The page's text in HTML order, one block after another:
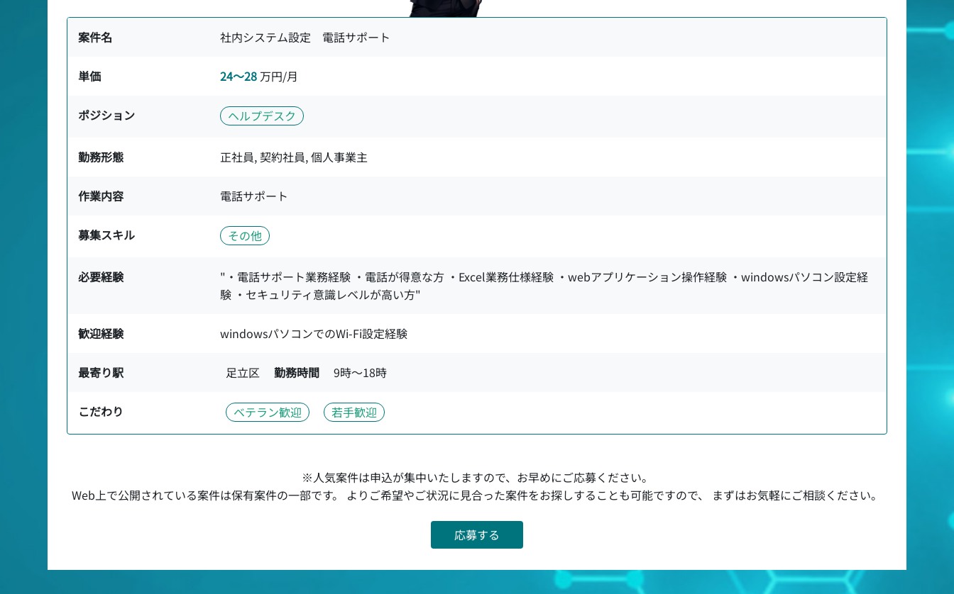
案件名 社内システム設定 電話サポート
単価 24〜28 万円/月
ポジション ヘルプデスク
勤務形態 正社員, 契約社員, 個人事業主
作業内容 電話サポート
募集スキル その他
必要経験
"・電話サポート業務経験 ・電話が得意な方 ・Excel業務仕様経験 ・webアプリケーション操作経験 ・windowsパソコン設定経
験 ・セキュリティ意識レベルが高い方"
歓迎経験 windowsパソコンでのWi-Fi設定経験
最寄り駅 足立区 勤務時間 9時〜18時
こだわり ベテラン歓迎 若手歓迎
※人気案件は申込が集中いたしますので、お早めにご応募ください。
Web上で公開されている案件は保有案件の一部です。 よりご希望やご状況に見合った案件をお探しすることも可能ですので、 まずはお気軽にご相談ください。
応募する